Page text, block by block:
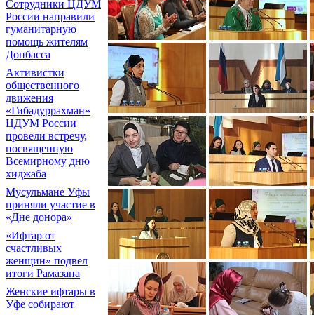
Сотрудники ЦДУМ
России направили
гуманитарную
помощь жителям
Донбасса
Активистки
общественного
движения
«Гибадуррахман»
ЦДУМ России
провели встречу,
посвященную
Всемирному дню
хиджаба
Мусульмане Уфы
приняли участие в
«Дне донора»
«Ифтар от
счастливых
женщин» подвел
итоги Рамазана
Женские ифтары в
Уфе собирают